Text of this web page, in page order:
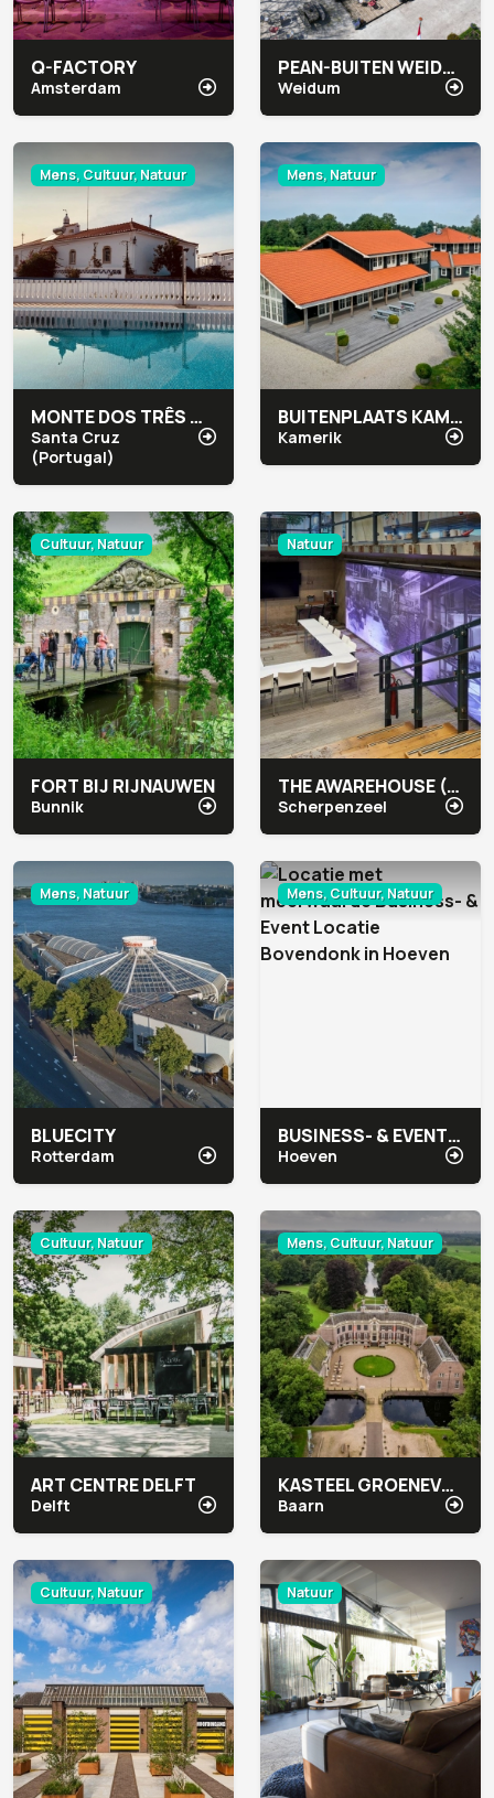
Q-FACTORY
Amsterdam
PEAN-BUITEN WEIDUM
Weidum
Mens, Cultuur, Natuur
MONTE DOS TRÊS MOINHOS
Santa Cruz
(Portugal)
Mens, Natuur
BUITENPLAATS KAMERYCK
Kamerik
Cultuur, Natuur
FORT BIJ RIJNAUWEN
Bunnik
Natuur
THE AWAREHOUSE (INTERFACE)
Scherpenzeel
Mens, Natuur
BLUECITY
Rotterdam
Mens, Cultuur, Natuur
BUSINESS- & EVENT LOCATIE BOVENDONK
Hoeven
Cultuur, Natuur
ART CENTRE DELFT
Delft
Mens, Cultuur, Natuur
KASTEEL GROENEVELD
Baarn
Cultuur, Natuur Natuur